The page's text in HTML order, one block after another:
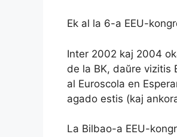
Ek al la 6-a EEU-
Inter 2002 kaj 2004
de la BK, daŭre vizitis
al Euroscola en
agado estis (kaj
La Bilbao-a EEU-